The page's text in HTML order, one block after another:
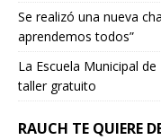
Se realizó una nueva
aprendemos todos”
La Escuela Municipal
taller gratuito
RAUCH TE QUIERE